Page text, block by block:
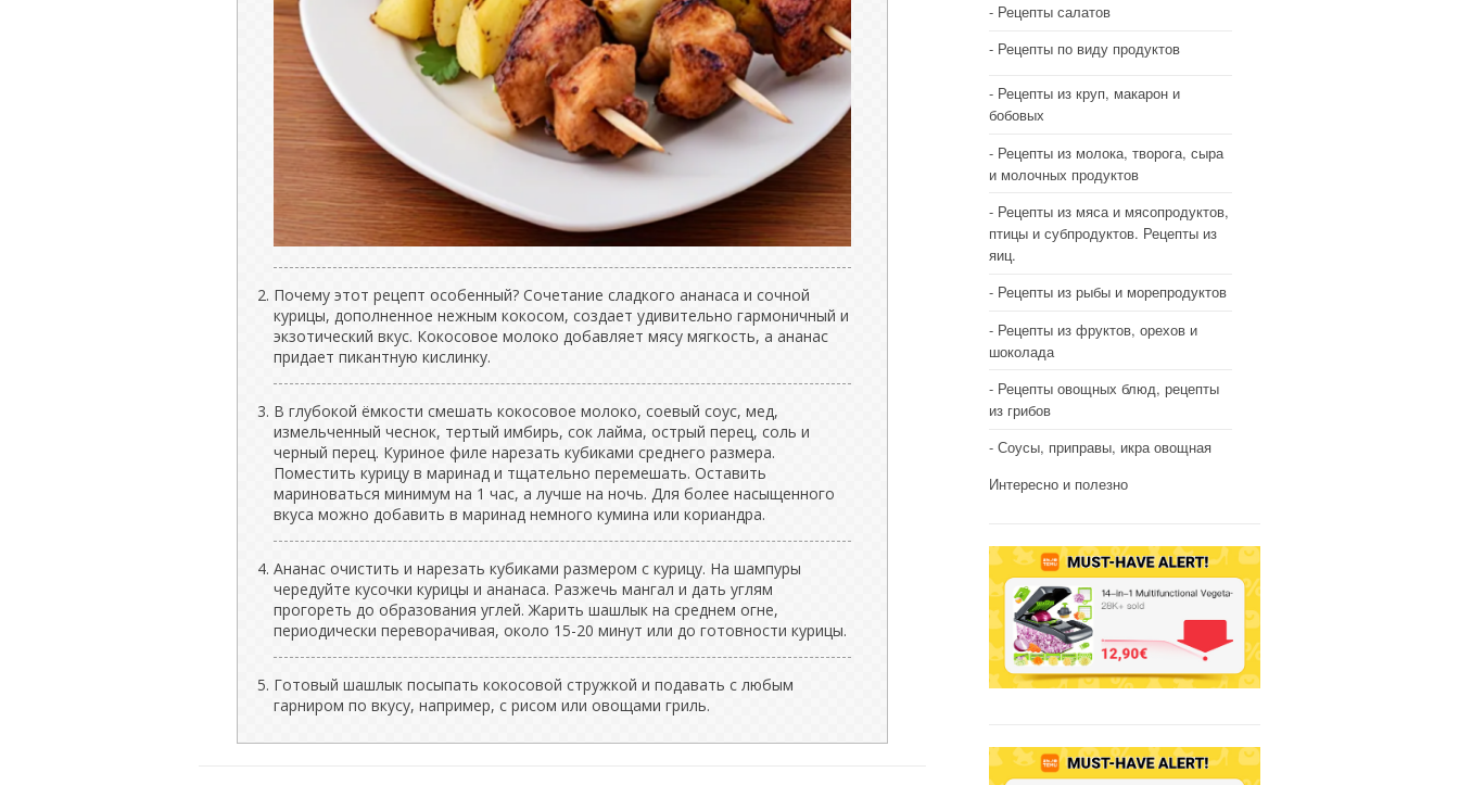
Почему этот рецепт особенный? Сочетание сладкого ананаса и сочной
курицы, дополненное нежным кокосом, создает удивительно гармоничный и
экзотический вкус. Кокосовое молоко добавляет мясу мягкость, а ананас
придает пикантную кислинку.
В глубокой ёмкости смешать кокосовое молоко, соевый соус, мед,
измельченный чеснок, тертый имбирь, сок лайма, острый перец, соль и
черный перец. Куриное филе нарезать кубиками среднего размера.
Поместить курицу в маринад и тщательно перемешать. Оставить
мариноваться минимум на 1 час, а лучше на ночь. Для более насыщенного
вкуса можно добавить в маринад немного кумина или кориандра.
Ананас очистить и нарезать кубиками размером с курицу. На шампуры
чередуйте кусочки курицы и ананаса. Разжечь мангал и дать углям
прогореть до образования углей. Жарить шашлык на среднем огне,
периодически переворачивая, около 15-20 минут или до готовности курицы.
Готовый шашлык посыпать кокосовой стружкой и подавать с любым
гарниром по вкусу, например, с рисом или овощами гриль.
Рецепты салатов
Рецепты по виду продуктов
Рецепты из круп, макарон и
бобовых
Рецепты из молока, творога, сыра
и молочных продуктов
Рецепты из мяса и мясопродуктов,
птицы и субпродуктов. Рецепты из
яиц.
Рецепты из рыбы и морепродуктов
Рецепты из фруктов, орехов и
шоколада
Рецепты овощных блюд, рецепты
из грибов
Соусы, приправы, икра овощная
Интересно и полезно